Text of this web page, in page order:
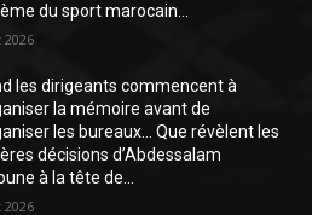
du sport marocain...
2026
les dirigeants commencent à
la mémoire avant de
les bureaux… Que révèlent les
décisions d’Abdessalam
à la tête de...
2026